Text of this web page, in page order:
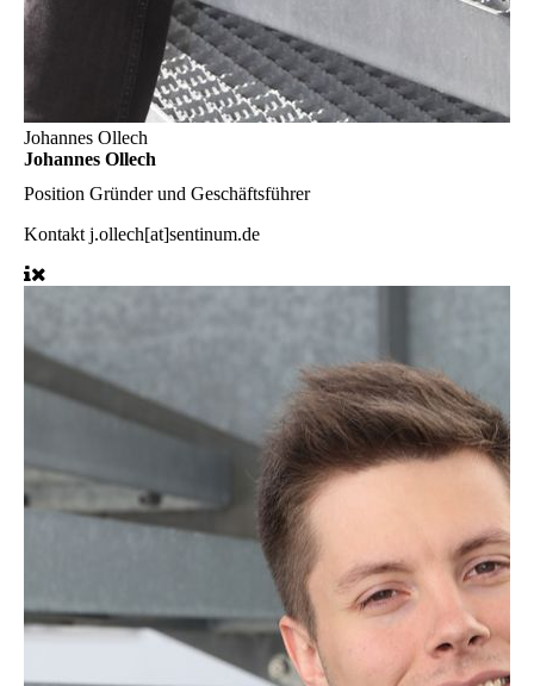
Johannes Ollech
Johannes Ollech
Position Gründer und Geschäftsführer
Kontakt j.ollech[at]sentinum.de